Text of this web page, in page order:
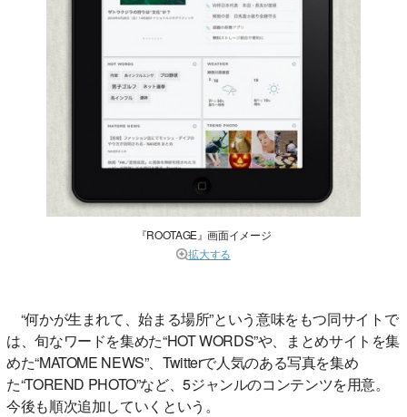
『ROOTAGE』画面イメージ
拡大する
“何かが生まれて、始まる場所”という意味をもつ同サイトで
は、旬なワードを集めた“HOT WORDS”や、まとめサイトを集
めた“MATOME NEWS”、Twitterで人気のある写真を集め
た“TOREND PHOTO”など、5ジャンルのコンテンツを用意。
今後も順次追加していくという。